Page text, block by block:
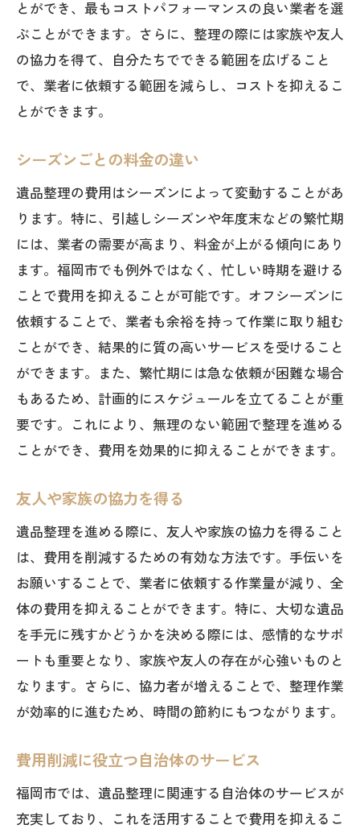
とができ、最もコストパフォーマンスの良い業者を選
ぶことができます。さらに、整理の際には家族や友人
の協力を得て、自分たちでできる範囲を広げること
で、業者に依頼する範囲を減らし、コストを抑えるこ
とができます。
シーズンごとの料金の違い
遺品整理の費用はシーズンによって変動することがあ
ります。特に、引越しシーズンや年度末などの繁忙期
には、業者の需要が高まり、料金が上がる傾向にあり
ます。福岡市でも例外ではなく、忙しい時期を避ける
ことで費用を抑えることが可能です。オフシーズンに
依頼することで、業者も余裕を持って作業に取り組む
ことができ、結果的に質の高いサービスを受けること
ができます。また、繁忙期には急な依頼が困難な場合
もあるため、計画的にスケジュールを立てることが重
要です。これにより、無理のない範囲で整理を進める
ことができ、費用を効果的に抑えることができます。
友人や家族の協力を得る
遺品整理を進める際に、友人や家族の協力を得ること
は、費用を削減するための有効な方法です。手伝いを
お願いすることで、業者に依頼する作業量が減り、全
体の費用を抑えることができます。特に、大切な遺品
を手元に残すかどうかを決める際には、感情的なサポ
ートも重要となり、家族や友人の存在が心強いものと
なります。さらに、協力者が増えることで、整理作業
が効率的に進むため、時間の節約にもつながります。
費用削減に役立つ自治体のサービス
福岡市では、遺品整理に関連する自治体のサービスが
充実しており、これを活用することで費用を抑えるこ